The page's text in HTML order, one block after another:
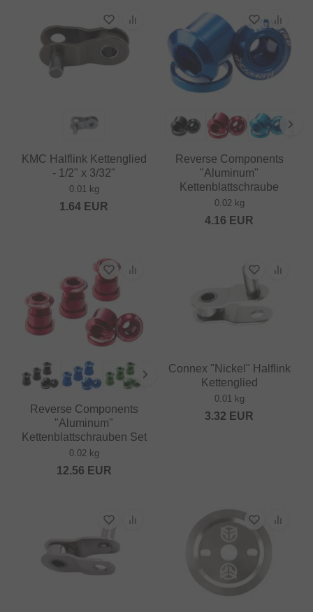
KMC Halflink Kettenglied
- 1/2" x 3/32"
0.01 kg
1.64 EUR
Reverse Components
"Aluminum"
Kettenblattschraube
0.02 kg
4.16 EUR
Reverse Components
"Aluminum"
Kettenblattschrauben Set
0.02 kg
12.56 EUR
Connex "Nickel" Halflink
Kettenglied
0.01 kg
3.32 EUR